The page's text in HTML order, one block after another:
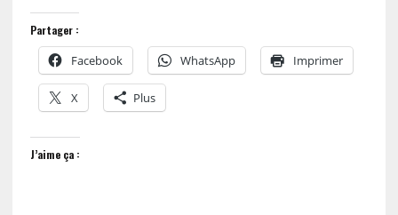
Partager :
Facebook WhatsApp Imprimer
X Plus
J’aime ça :